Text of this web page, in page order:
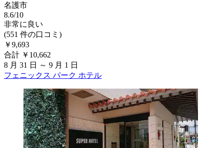
名護市
8.6/10
非常に良い
(551 件の口コミ)
￥9,693
合計 ￥10,662
8 月 31 日 ～ 9 月 1 日
フェニックス パーク ホテル